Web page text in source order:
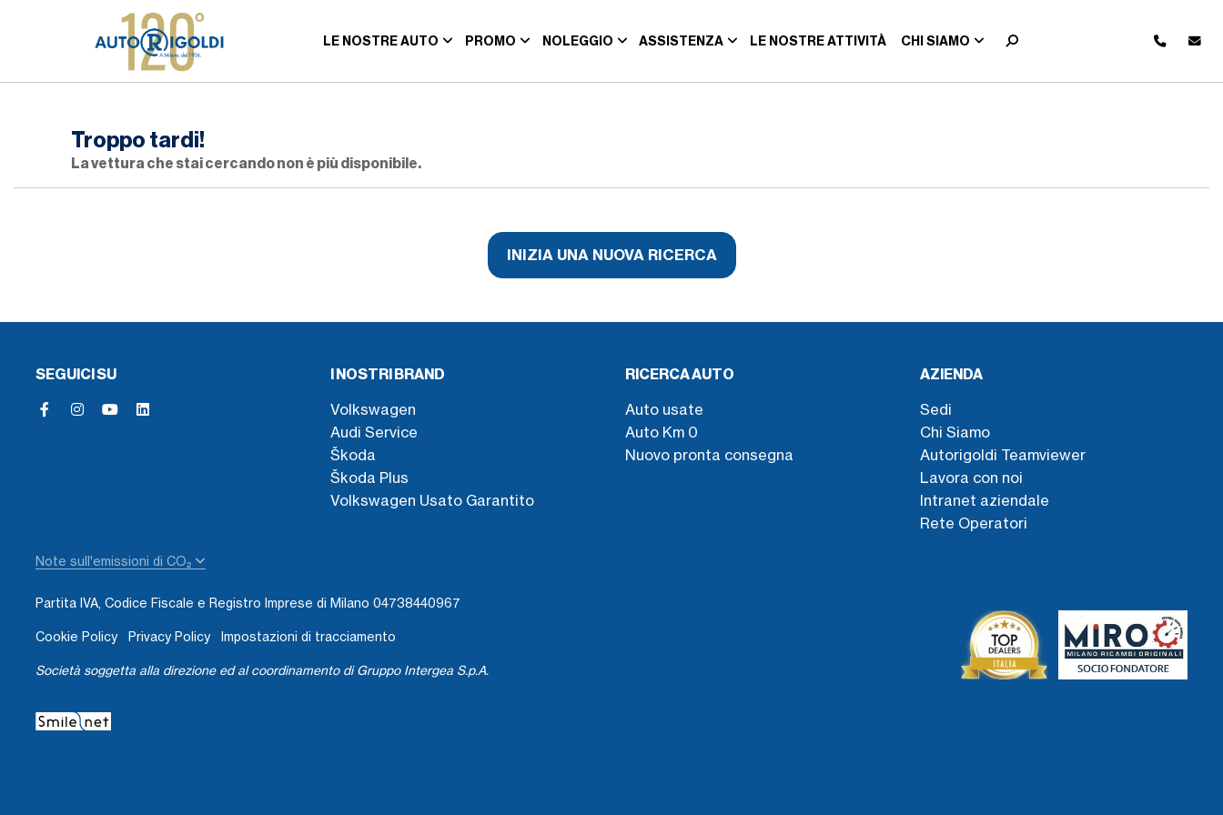
LE NOSTRE AUTO PROMO NOLEGGIO ASSISTENZA LE NOSTRE ATTIVITÀ CHI SIAMO
Troppo tardi!
La vettura che stai cercando non è più disponibile.
INIZIA UNA NUOVA RICERCA
SEGUICI SU I NOSTRI BRAND
Volkswagen
Audi Service
Škoda
Škoda Plus
Volkswagen Usato Garantito
RICERCA AUTO
Auto usate
Auto Km 0
Nuovo pronta consegna
AZIENDA
Sedi
Chi Siamo
Autorigoldi Teamviewer
Lavora con noi
Intranet aziendale
Rete Operatori
Note sull'emissioni di CO₂
Partita IVA, Codice Fiscale e Registro Imprese di Milano 04738440967
Cookie Policy Privacy Policy Impostazioni di tracciamento
Società soggetta alla direzione ed al coordinamento di Gruppo Intergea S.p.A.